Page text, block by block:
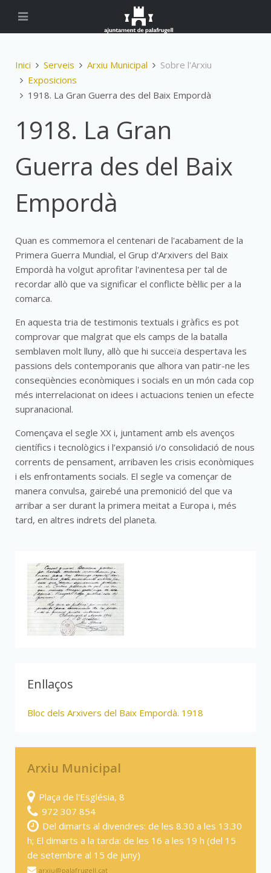
Inici Serveis Arxiu Municipal
Sobre l'Arxiu
Exposicions
1918. La Gran Guerra des del Baix Empordà
1918. La Gran
Guerra des del Baix
Empordà
Quan es commemora el centenari de l'acabament de la
Primera Guerra Mundial, el Grup d'Arxivers del Baix
Empordà ha volgut aprofitar l'avinentesa per tal de
recordar allò que va significar el conflicte bèl·lic per a la
comarca.
En aquesta tria de testimonis textuals i gràfics es pot
comprovar que malgrat que els camps de la batalla
semblaven molt lluny, allò que hi succeïa despertava les
passions dels contemporanis que alhora van patir-ne les
conseqüències econòmiques i socials en un món cada cop
més interrelacionat on idees i actuacions tenien un efecte
supranacional.
Començava el segle XX i, juntament amb els avenços
científics i tecnològics i l’expansió i/o consolidació de nous
corrents de pensament, arribaven les crisis econòmiques
i els enfrontaments socials. El segle va començar de
manera convulsa, gairebé una premonició del que va
arribar a ser durant la primera meitat a Europa i, més
tard, en altres indrets del planeta.
Enllaços
Bloc dels Arxivers del Baix Empordà. 1918
Arxiu Municipal
Plaça de l'Església, 8
972 307 854
Del dimarts al divendres: de les 8.30 a les 13.30
h; El dimarts a la tarda: de les 16 a les 19 h (del 15
de setembre al 15 de juny)
arxiu@palafrugell.cat